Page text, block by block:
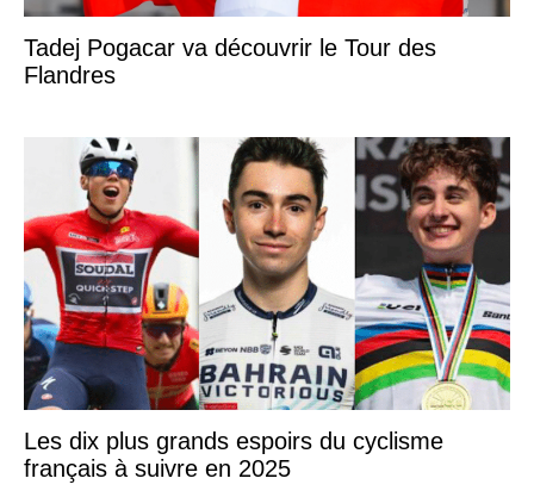
Tadej Pogacar va découvrir le Tour des
Flandres
Les dix plus grands espoirs du cyclisme
français à suivre en 2025